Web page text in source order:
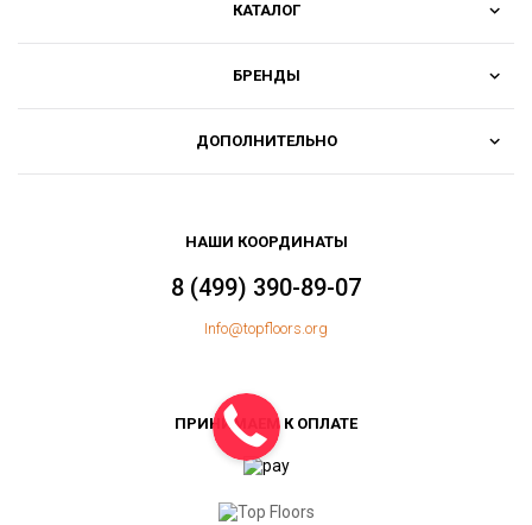
КАТАЛОГ
БРЕНДЫ
ДОПОЛНИТЕЛЬНО
НАШИ КООРДИНАТЫ
8 (499) 390-89-07
Info@topfloors.org
ПРИНИМАЕМ К ОПЛАТЕ